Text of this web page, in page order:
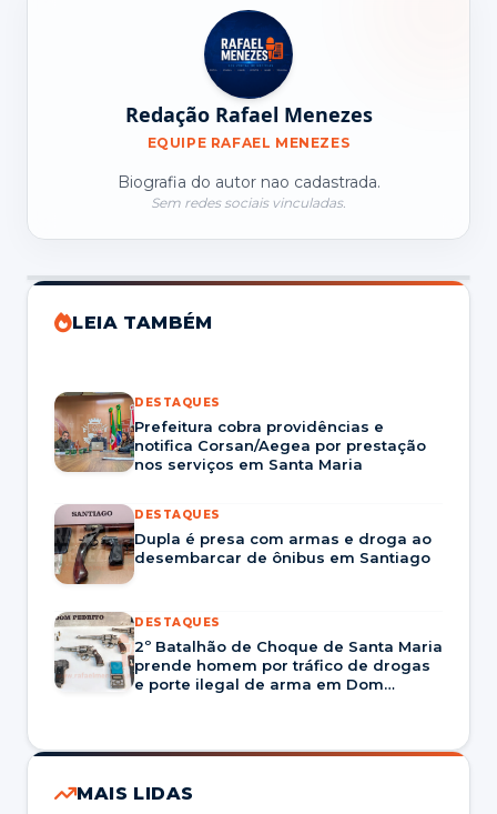
Redação Rafael Menezes
EQUIPE RAFAEL MENEZES
Biografia do autor nao cadastrada.
Sem redes sociais vinculadas.
LEIA TAMBÉM
DESTAQUES
Prefeitura cobra providências e
notifica Corsan/Aegea por prestação
nos serviços em Santa Maria
DESTAQUES
Dupla é presa com armas e droga ao
desembarcar de ônibus em Santiago
DESTAQUES
2º Batalhão de Choque de Santa Maria
prende homem por tráfico de drogas
e porte ilegal de arma em Dom
MAIS LIDAS